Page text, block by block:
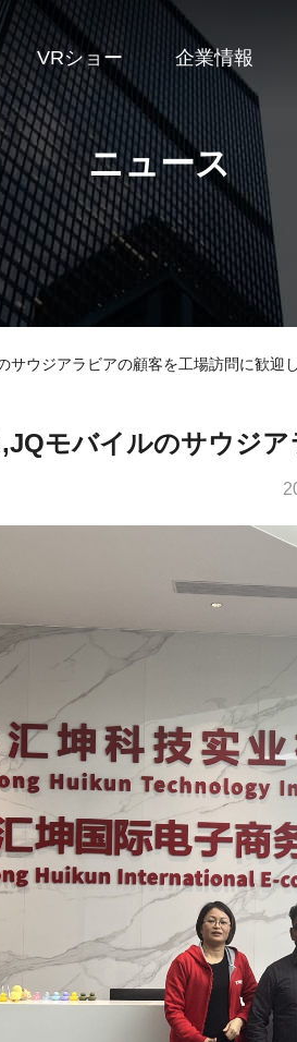
VRショー 企業情報
ニュース
ウジアラビアの顧客を工場訪問に歓迎
モバイルのサウジ